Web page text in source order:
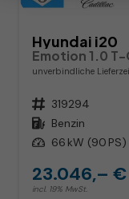
Hyundai i20
Emotion 1.0
unverbindliche
Fahrzeugnr. 319294
Kraftstoff Benzin
Leistung 66 kW (90 PS)
23.046,– €
incl. 19% MwSt.